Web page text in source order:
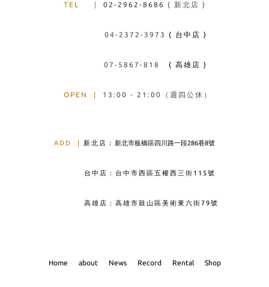
TEL | 02-2962-8686 ( 新北店 )
04-2372-3973 ( 台中店 )
07-5867-818 ( 高雄店 )
OPEN | 13:00 - 21:00（週四公休）
ADD | 新北店： 新北市板橋區四川路一段286巷8號
台中店：台中市西區五權西三街115號
高雄店：高雄市鼓山區美術東六街79號
Home about News Record Rental Shop